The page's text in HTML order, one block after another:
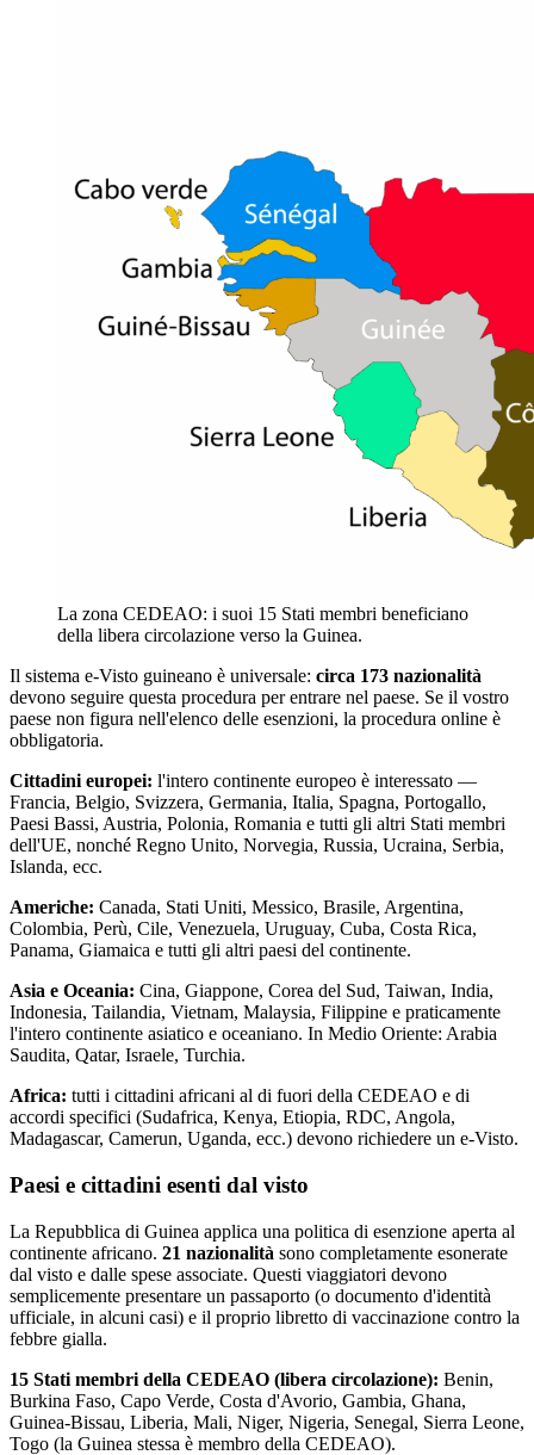
La zona CEDEAO: i suoi 15 Stati membri beneficiano
della libera circolazione verso la Guinea.
Il sistema e-Visto guineano è universale: circa 173 nazionalità
devono seguire questa procedura per entrare nel paese. Se il vostro
paese non figura nell'elenco delle esenzioni, la procedura online è
obbligatoria.
Cittadini europei: l'intero continente europeo è interessato —
Francia, Belgio, Svizzera, Germania, Italia, Spagna, Portogallo,
Paesi Bassi, Austria, Polonia, Romania e tutti gli altri Stati membri
dell'UE, nonché Regno Unito, Norvegia, Russia, Ucraina, Serbia,
Islanda, ecc.
Americhe: Canada, Stati Uniti, Messico, Brasile, Argentina,
Colombia, Perù, Cile, Venezuela, Uruguay, Cuba, Costa Rica,
Panama, Giamaica e tutti gli altri paesi del continente.
Asia e Oceania: Cina, Giappone, Corea del Sud, Taiwan, India,
Indonesia, Tailandia, Vietnam, Malaysia, Filippine e praticamente
l'intero continente asiatico e oceaniano. In Medio Oriente: Arabia
Saudita, Qatar, Israele, Turchia.
Africa: tutti i cittadini africani al di fuori della CEDEAO e di
accordi specifici (Sudafrica, Kenya, Etiopia, RDC, Angola,
Madagascar, Camerun, Uganda, ecc.) devono richiedere un e-Visto.
Paesi e cittadini esenti dal visto
La Repubblica di Guinea applica una politica di esenzione aperta al
continente africano. 21 nazionalità sono completamente esonerate
dal visto e dalle spese associate. Questi viaggiatori devono
semplicemente presentare un passaporto (o documento d'identità
ufficiale, in alcuni casi) e il proprio libretto di vaccinazione contro la
febbre gialla.
15 Stati membri della CEDEAO (libera circolazione): Benin,
Burkina Faso, Capo Verde, Costa d'Avorio, Gambia, Ghana,
Guinea-Bissau, Liberia, Mali, Niger, Nigeria, Senegal, Sierra Leone,
Togo (la Guinea stessa è membro della CEDEAO).